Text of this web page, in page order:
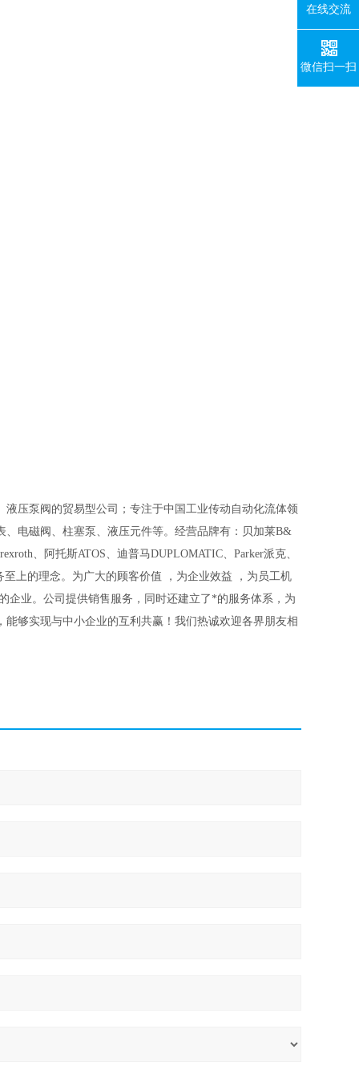
压泵阀的贸易型公司；专注于中国工业传动自动化流体领
电磁阀、柱塞泵、液压元件等。经营品牌有：贝加莱B&
、阿托斯ATOS、迪普马DUPLOMATIC、Parker派克、
上的理念。为广大的顾客价值
，为企业效益
，为员工机
企业。公司提供销售服务，同时还建立了*的服务体系，为
够实现与中小企业的互利共赢！我们热诚欢迎各界朋友相
在线交流
微信扫一扫